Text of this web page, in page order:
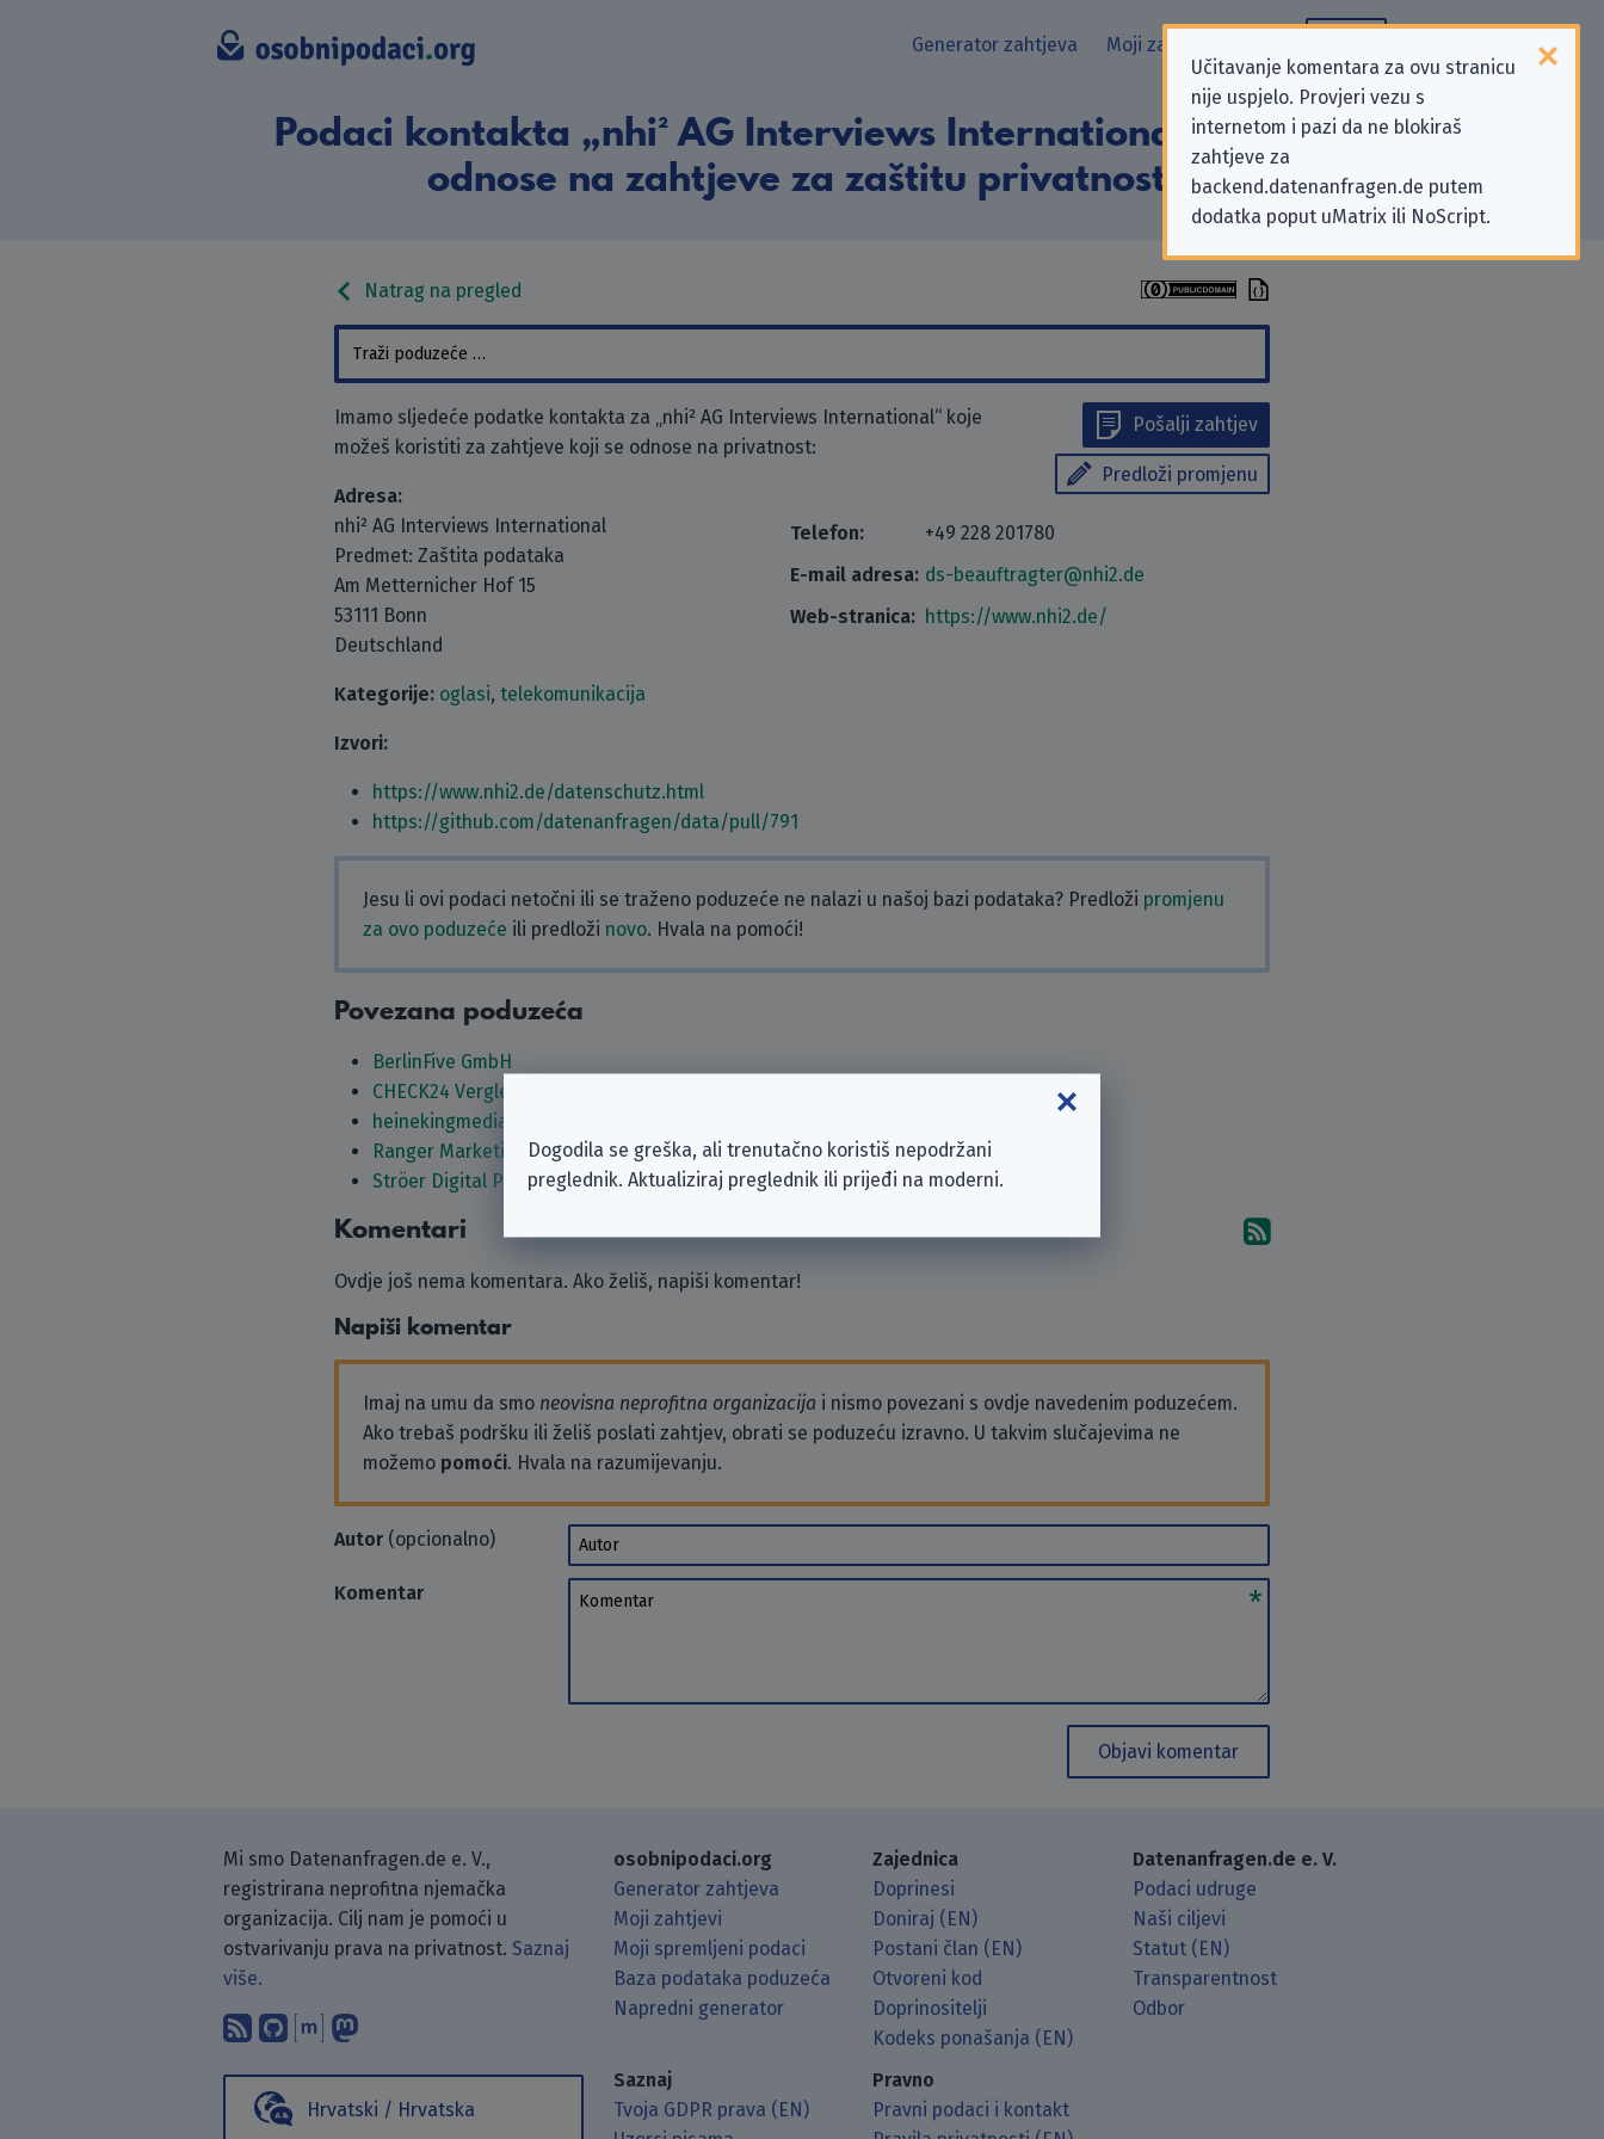
Učitavanje komentara za ovu stranicu
nije uspjelo. Provjeri vezu s
internetom i pazi da ne blokiraš
zahtjeve za
backend.datenanfragen.de putem
dodatka poput uMatrix ili NoScript.
Generator zahtjeva Moji zahtjevi
Podaci kontakta „nhi² AG Interviews International” koji se
odnose na zahtjeve za zaštitu privatnosti
Natrag na pregled
Pošalji zahtjev
Predloži promjenu
Imamo sljedeće podatke kontakta za „nhi² AG Interviews International“ koje
možeš koristiti za zahtjeve koji se odnose na privatnost:
Adresa:
nhi² AG Interviews International
Predmet: Zaštita podataka
Am Metternicher Hof 15
53111 Bonn
Deutschland
Telefon:
+49 228 201780
E-mail adresa: ds-beauftragter@nhi2.de
Web-stranica: https://www.nhi2.de/
Kategorije: oglasi, telekomunikacija
Izvori:
https://www.nhi2.de/datenschutz.html
https://github.com/datenanfragen/data/pull/791
Jesu li ovi podaci netočni ili se traženo poduzeće ne nalazi u našoj bazi podataka? Predloži promjenu
za ovo poduzeće ili predloži novo. Hvala na pomoći!
Povezana poduzeća
BerlinFive GmbH
CHECK24 Vergleichsportal GmbH
heinekingmedia GmbH
Ranger Marketing & Vertriebs GmbH
Ströer Digital Publishing GmbH
Komentari Pretplati se na komentare
Ovdje još nema komentara. Ako želiš, napiši komentar!
Napiši komentar
Imaj na umu da smo neovisna neprofitna organizacija i nismo povezani s ovdje navedenim poduzećem.
Ako trebaš podršku ili želiš poslati zahtjev, obrati se poduzeću izravno. U takvim slučajevima ne
možemo pomoći. Hvala na razumijevanju.
Autor(opcionalno) Autor
Komentar Komentar
Objavi komentar
Mi smo Datenanfragen.de e. V.,
registrirana neprofitna njemačka
organizacija. Cilj nam je pomoći u
ostvarivanju prava na privatnost. Saznaj
više.
Pretplati se na naš blog koristeći RSS čitač.
Pronađi nas na GitHubu.
Raspravljaj s nama putem Matrixa.
Prati nas na Mastodonu.
Hrvatski / Hrvatska
osobnipodaci.org
Generator zahtjeva
Moji zahtjevi
Moji spremljeni podaci
Baza podataka poduzeća
Napredni generator
Zajednica
Doprinesi
Doniraj (EN)
Postani član (EN)
Otvoreni kod
Doprinositelji
Kodeks ponašanja (EN)
Datenanfragen.de e. V.
Podaci udruge
Naši ciljevi
Statut (EN)
Transparentnost
Odbor
Saznaj
Tvoja GDPR prava (EN)
Pravno
Pravni podaci i kontakt
Dogodila se greška, ali trenutačno koristiš nepodržani
preglednik. Aktualiziraj preglednik ili prijeđi na moderni.